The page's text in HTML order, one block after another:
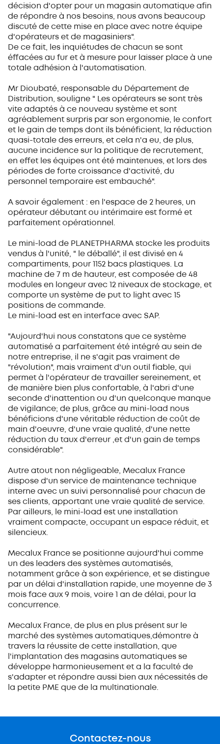
décision d'opter pour un magasin automatique afin
de répondre à nos besoins, nous avons beaucoup
discuté de cette mise en place avec notre équipe
d'opérateurs et de magasiniers".
De ce fait, les inquiétudes de chacun se sont
éffacées au fur et à mesure pour laisser place à une
totale adhésion à l'automatisation.
Mr Dioubaté, responsable du Département de
Distribution, souligne " Les opérateurs se sont très
vite adaptés à ce nouveau système et sont
agréablement surpris par son ergonomie, le confort
et le gain de temps dont ils bénéficient, la réduction
quasi-totale des erreurs, et cela n'a eu, de plus,
aucune incidence sur la politique de recrutement,
en effet les équipes ont été maintenues, et lors des
périodes de forte croissance d'activité, du
personnel temporaire est embauché".
A savoir également : en l'espace de 2 heures, un
opérateur débutant ou intérimaire est formé et
parfaitement opérationnel.
Le mini-load de PLANETPHARMA stocke les produits
vendus à l'unité, " le déballé", il est divisé en 4
compartiments, pour 1152 bacs plastiques. La
machine de 7 m de hauteur, est composée de 48
modules en longeur avec 12 niveaux de stockage, et
comporte un système de put to light avec 15
positions de commande.
Le mini-load est en interface avec SAP.
"Aujourd'hui nous constatons que ce système
automatisé a parfaitement été intégré au sein de
notre entreprise, il ne s'agit pas vraiment de
"révolution", mais vraiment d'un outil fiable, qui
permet à l'opérateur de travailler sereinement, et
de manière bien plus confortable, à l'abri d'une
seconde d'inattention ou d'un quelconque manque
de vigilance; de plus, grâce au mini-load nous
bénéficions d'une véritable réduction de coût de
main d'oeuvre, d'une vraie qualité, d'une nette
réduction du taux d'erreur ,et d'un gain de temps
considérable".
Autre atout non négligeable, Mecalux France
dispose d'un service de maintenance technique
interne avec un suivi personnalisé pour chacun de
ses clients, apportant une vraie qualité de service.
Par ailleurs, le mini-load est une installation
vraiment compacte, occupant un espace réduit, et
silencieux.
Mecalux France se positionne aujourd'hui comme
un des leaders des systèmes automatisés,
notamment grâce à son expérience, et se distingue
par un délai d'installation rapide, une moyenne de 3
mois face aux 9 mois, voire 1 an de délai, pour la
concurrence.
Mecalux France, de plus en plus présent sur le
marché des systèmes automatiques,démontre à
travers la réussite de cette installation, que
l'implantation des magasins automatiques se
développe harmonieusement et a la faculté de
s'adapter et répondre aussi bien aux nécessités de
la petite PME que de la multinationale.
Contactez-nous